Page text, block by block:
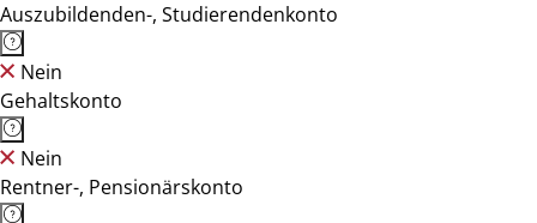
Auszubildenden-, Studierendenkonto
Nein
Gehaltskonto
Nein
Rentner-, Pensionärskonto